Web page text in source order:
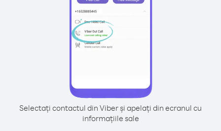
Selectați contactul din Viber și apelați din ecranul cu
informațiile sale